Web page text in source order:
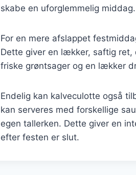
skabe en uforglemmelig
For en mere afslappet
Dette giver en lækker, saftig ret,
friske grøntsager og en lækker
Endelig kan kalveculotte også
kan serveres med forskellige
egen tallerken. Dette giver en
efter festen er slut.